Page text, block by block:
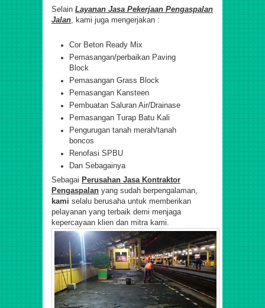
Selain Layanan Jasa Pekerjaan Pengaspalan
Jalan , kami juga mengerjakan :
Cor Beton Ready Mix
Pemasangan/perbaikan Paving
Block
Pemasangan Grass Block
Pemasangan Kansteen
Pembuatan Saluran Air/Drainase
Pemasangan Turap Batu Kali
Pengurugan tanah merah/tanah
boncos
Renofasi SPBU
Dan Sebagainya
Sebagai Perusahan Jasa Kontraktor
Pengaspalan yang sudah berpengalaman,
kami selalu berusaha untuk memberikan
pelayanan yang terbaik demi menjaga
kepercayaan klien dan mitra kami.